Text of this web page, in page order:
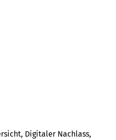
Digitaler Nach­lass,